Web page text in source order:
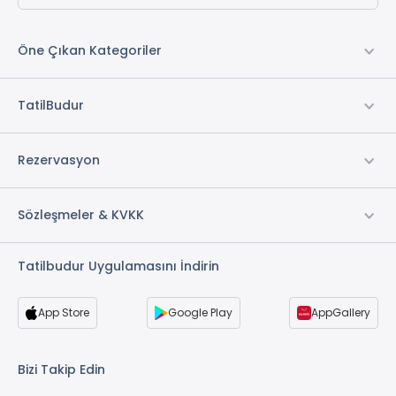
Öne Çıkan Kategoriler
TatilBudur
Rezervasyon
Sözleşmeler & KVKK
Tatilbudur Uygulamasını İndirin
App Store Google Play AppGallery
Bizi Takip Edin